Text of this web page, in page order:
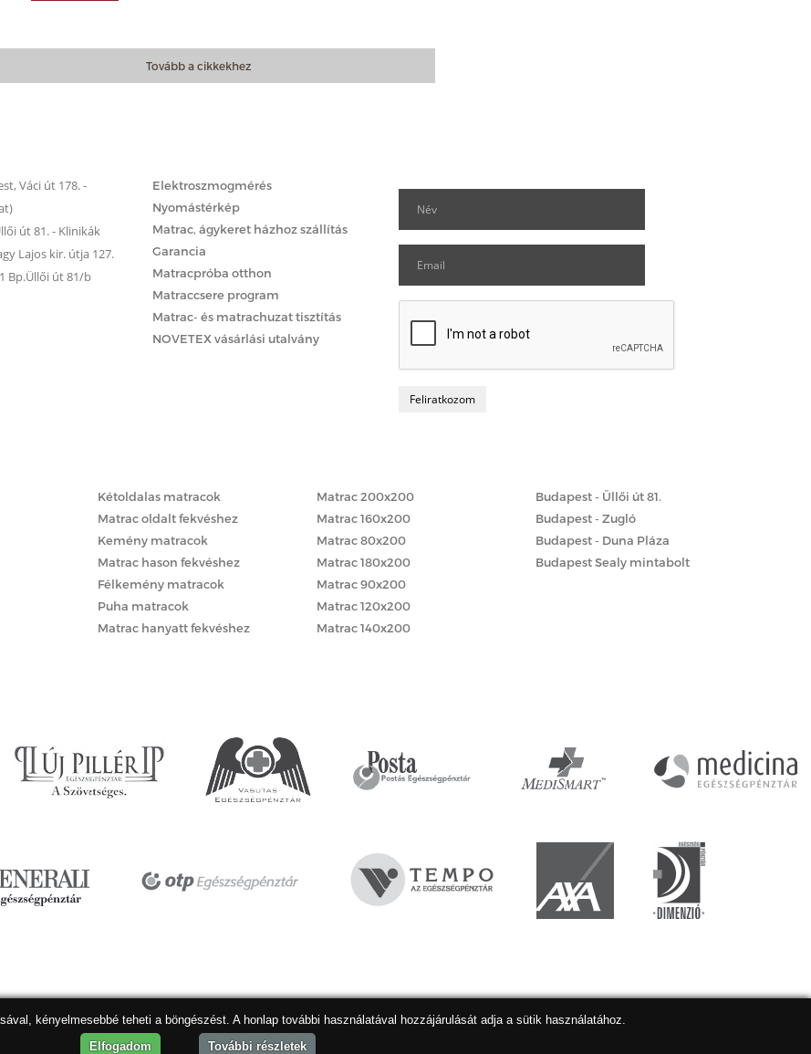
Tovább a cikkekhez
Váci út 178. -
út 81. - Klinikák
Lajos kir. útja 127.
Bp.Üllői út 81/b
Elektroszmogmérés
Nyomástérkép
Matrac, ágykeret házhoz szállítás
Garancia
Matracpróba otthon
Matraccsere program
Matrac- és matrachuzat tisztítás
NOVETEX vásárlási utalvány
Kétoldalas matracok
Matrac oldalt fekvéshez
Kemény matracok
Matrac hason fekvéshez
Félkemény matracok
Puha matracok
Matrac hanyatt fekvéshez
Matrac 200x200
Matrac 160x200
Matrac 80x200
Matrac 180x200
Matrac 90x200
Matrac 120x200
Matrac 140x200
Budapest - Üllői út 81.
Budapest - Zugló
Budapest - Duna Pláza
Budapest Sealy mintabolt
kényelmesebbé teheti a böngészést. A honlap további használatával hozzájárulását adja a sütik használatához.
Elfogadom
További részletek